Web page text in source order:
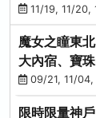
（青森／仙
11/19, 11/20,
魔女之瞳東
大內宿、寶
燒肉吃到飽
09/21, 11/04,
限時限量神